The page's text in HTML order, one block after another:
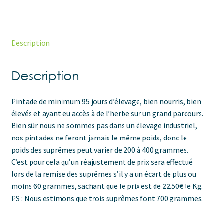
Description
Description
Pintade de minimum 95 jours d’élevage, bien nourris, bien
élevés et ayant eu accès à de l’herbe sur un grand parcours.
Bien sûr nous ne sommes pas dans un élevage industriel,
nos pintades ne feront jamais le même poids, donc le
poids des suprêmes peut varier de 200 à 400 grammes.
C’est pour cela qu’un réajustement de prix sera effectué
lors de la remise des suprêmes s’il y a un écart de plus ou
moins 60 grammes, sachant que le prix est de 22.50€ le Kg.
PS : Nous estimons que trois suprêmes font 700 grammes.